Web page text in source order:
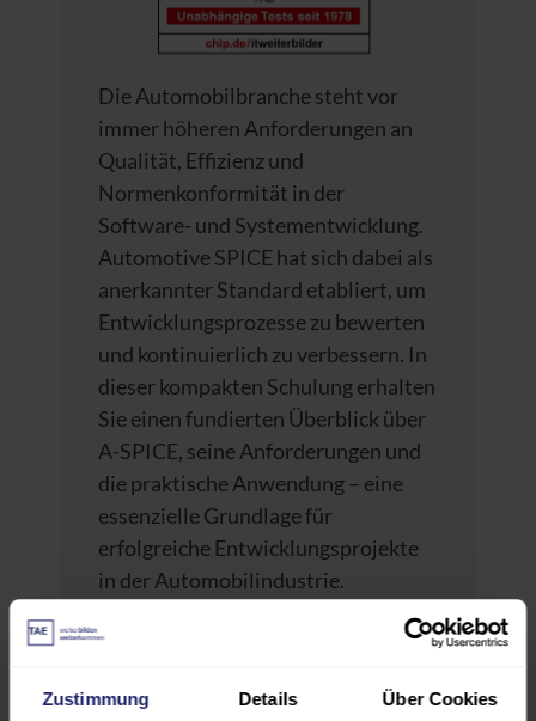
Zustimmung Details Über Cookies
Die Automobilbranche steht vor
immer höheren Anforderungen an
Qualität, Effizienz und
Normenkonformität in der
Software- und Systementwicklung.
Automotive SPICE hat sich dabei als
anerkannter Standard etabliert, um
Entwicklungsprozesse zu bewerten
und kontinuierlich zu verbessern. In
dieser kompakten Schulung erhalten
Sie einen fundierten Überblick über
A-SPICE, seine Anforderungen und
die praktische Anwendung – eine
essenzielle Grundlage für
erfolgreiche Entwicklungsprojekte
in der Automobilindustrie.